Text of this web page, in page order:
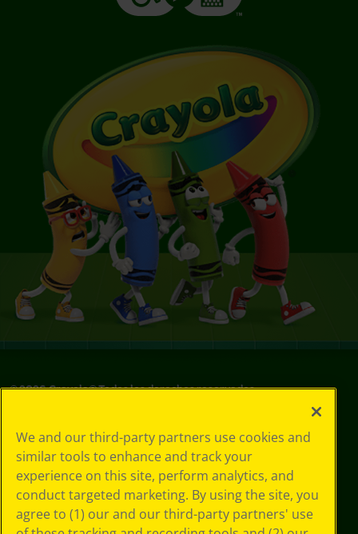
©2026Crayola® Todos los derechos reservados.
de privacidad
Política de
privacidad
Términos de SMS
GDPR
Aviso de
We and our third-party partners use cookies and
similar tools to enhance and track your
experience on this site, perform analytics, and
conduct targeted marketing. By using the site, you
agree to (1) our and our third-party partners' use